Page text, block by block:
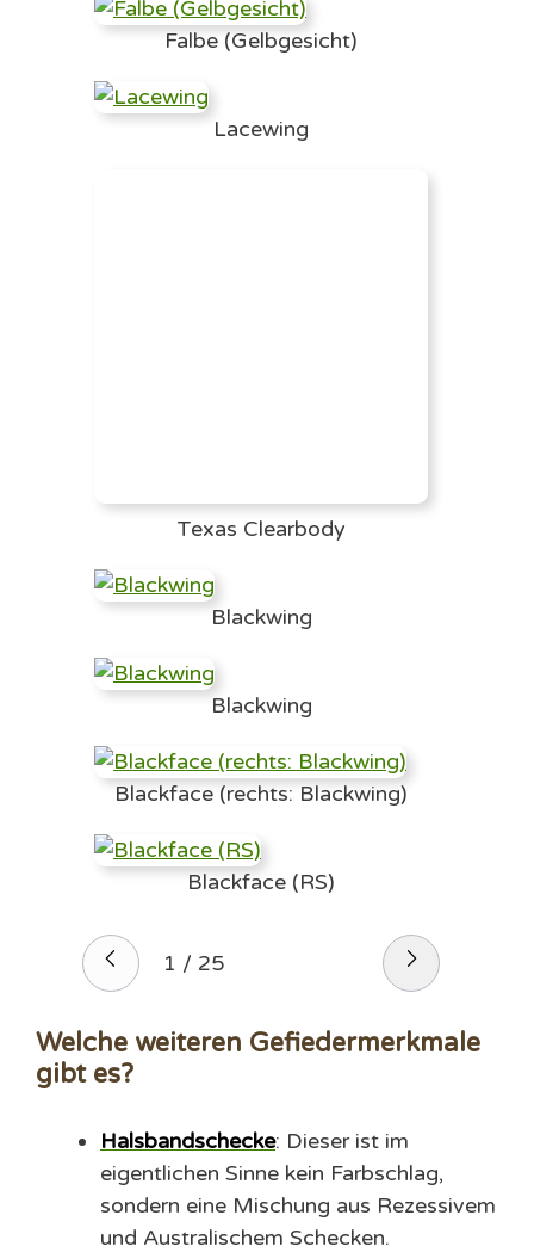
Falbe (Gelbgesicht)
Lacewing
Texas Clearbody
Blackwing
Blackwing
Blackface (rechts: Blackwing)
Blackface (RS)
1 / 25
Welche weiteren Gefiedermerkmale
gibt es?
Halsbandschecke: Dieser ist im
eigentlichen Sinne kein Farbschlag,
sondern eine Mischung aus Rezessivem
und Australischem Schecken.